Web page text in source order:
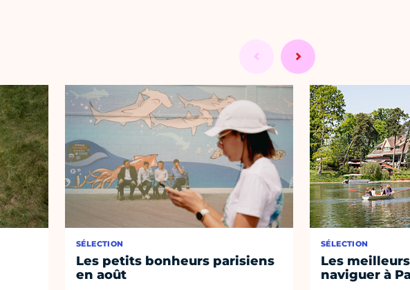
SÉLECTION
Les petits bonheurs parisiens
en août
SÉLECTION
Les
naviguer à